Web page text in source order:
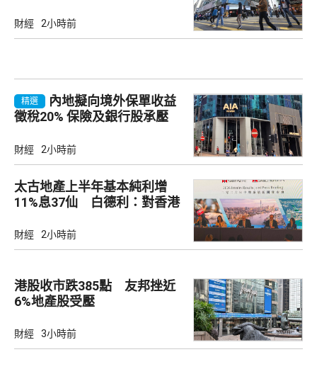
財經 2小時前
精選
內地擬向境外保單收益
徵稅20% 保險及銀行股承壓
財經 2小時前
太古地產上半年基本純利增
11%息37仙 白德利：對香港
財經 2小時前
港股收市跌385點 友邦挫近
6%地產股受壓
財經 3小時前